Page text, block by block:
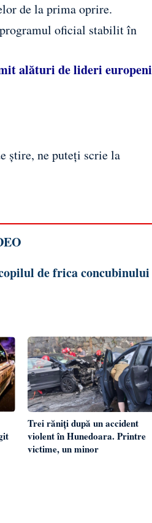
de la prima oprire.
oficial stabilit în
alături de lideri europeni
știre, ne puteți scrie la
de frica concubinului
Trei răniți după un accident
violent în Hunedoara. Printre
victime, un minor